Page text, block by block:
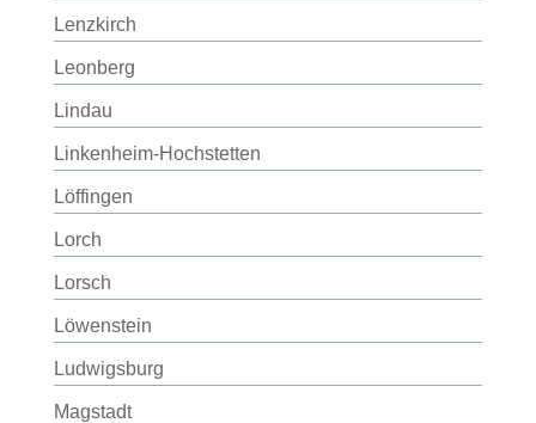
Lenzkirch
Leonberg
Lindau
Linkenheim-Hochstetten
Löffingen
Lorch
Lorsch
Löwenstein
Ludwigsburg
Magstadt